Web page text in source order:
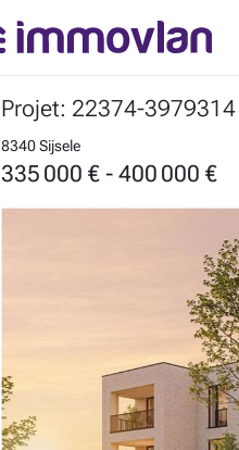
Projet: 22374-3979314
8340 Sijsele
335 000 € - 400 000 €